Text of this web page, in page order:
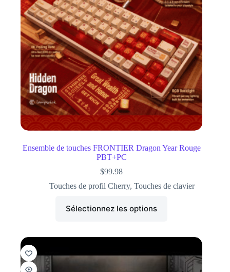
Ensemble de touches FRONTIER Dragon Year Rouge
PBT+PC
$99.98
Touches de profil Cherry, Touches de clavier
Sélectionnez les options